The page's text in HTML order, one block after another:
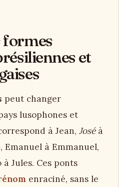
formes
et
peut changer
lusophones et
à Jean, Joséà
Emanuel à Emmanuel,
Jules. Ces ponts
enraciné, sans le